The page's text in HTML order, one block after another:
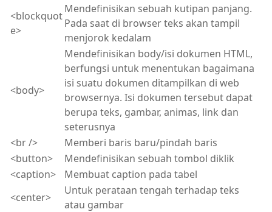
<blockquot
e>
Mendefinisikan sebuah kutipan panjang.
Pada saat di browser teks akan tampil
menjorok kedalam
<body>
Mendefinisikan body/isi dokumen HTML,
berfungsi untuk menentukan bagaimana
isi suatu dokumen ditampilkan di web
browsernya. Isi dokumen tersebut dapat
berupa teks, gambar, animas, link dan
seterusnya
<br />
Memberi baris baru/pindah baris
<button>
Mendefinisikan sebuah tombol diklik
<caption>
Membuat caption pada tabel
<center>
Untuk perataan tengah terhadap teks
atau gambar